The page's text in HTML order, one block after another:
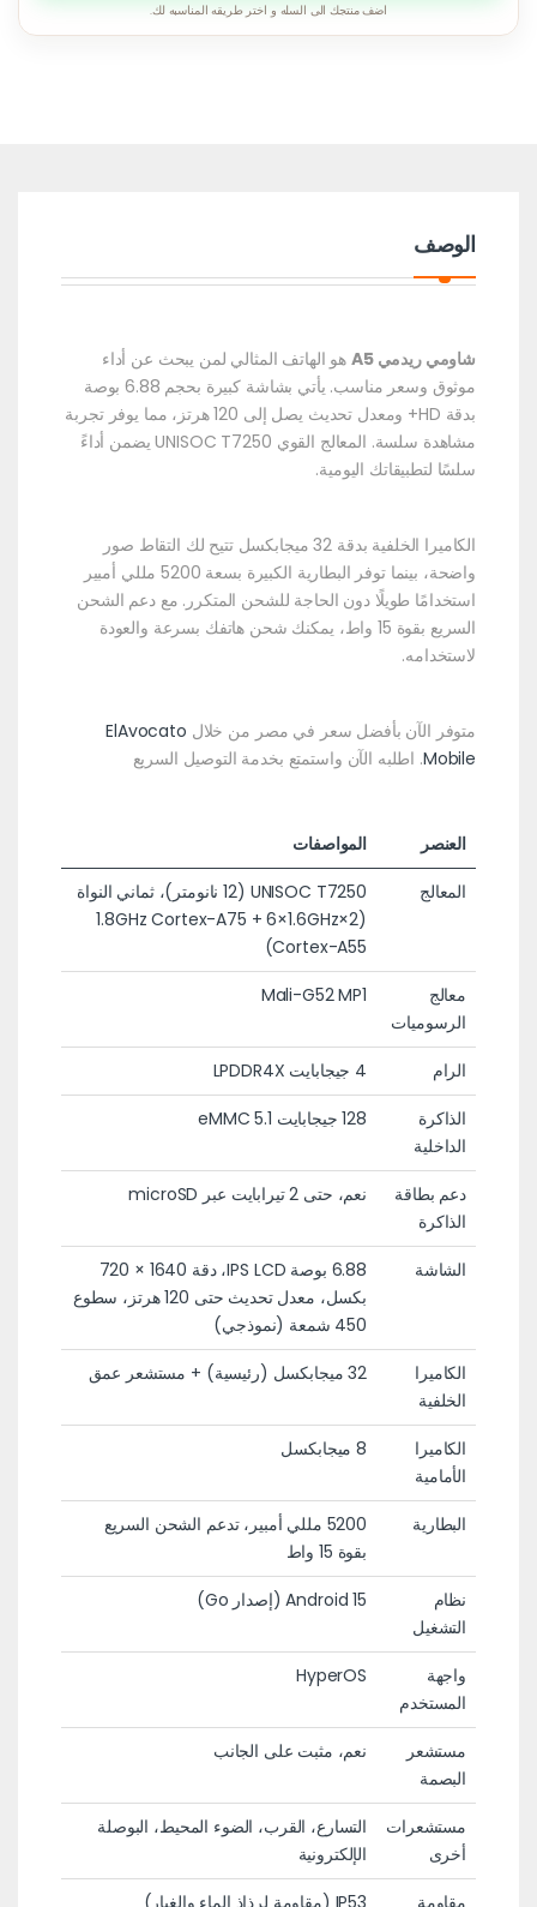
اضف منتجك الى السله و اختر طريقه المناسبه لك.
الوصف
شاومي ريدمي A5
هو الهاتف المثالي لمن يبحث عن أداء
موثوق وسعر مناسب. يأتي بشاشة كبيرة بحجم 6.88 بوصة
بدقة HD+ ومعدل تحديث يصل إلى 120 هرتز، مما يوفر تجربة
مشاهدة سلسة. المعالج القوي UNISOC T7250 يضمن أداءً
سلسًا لتطبيقاتك اليومية.
الكاميرا الخلفية بدقة 32 ميجابكسل تتيح لك التقاط صور
واضحة، بينما توفر البطارية الكبيرة بسعة 5200 مللي أمبير
استخدامًا طويلًا دون الحاجة للشحن المتكرر. مع دعم الشحن
السريع بقوة 15 واط، يمكنك شحن هاتفك بسرعة والعودة
لاستخدامه.
متوفر الآن بأفضل سعر في مصر من خلال ElAvocato
Mobile. اطلبه الآن واستمتع بخدمة التوصيل السريع
العنصر
المواصفات
المعالج
UNISOC T7250 (12 نانومتر)، ثماني النواة
(2×1.8GHz Cortex-A75 + 6×1.6GHz
Cortex-A55)
معالج
الرسوميات
Mali-G52 MP1
الرام
4 جيجابايت LPDDR4X
الذاكرة
الداخلية
128 جيجابايت eMMC 5.1
دعم بطاقة
الذاكرة
نعم، حتى 2 تيرابايت عبر microSD
الشاشة
6.88 بوصة IPS LCD، دقة 1640 × 720
بكسل، معدل تحديث حتى 120 هرتز، سطوع
450 شمعة (نموذجي)
الكاميرا
الخلفية
32 ميجابكسل (رئيسية) + مستشعر عمق
الكاميرا
الأمامية
8 ميجابكسل
البطارية
5200 مللي أمبير، تدعم الشحن السريع
بقوة 15 واط
نظام
التشغيل
Android 15 (إصدار Go)
واجهة
المستخدم
HyperOS
مستشعر
البصمة
نعم، مثبت على الجانب
مستشعرات
أخرى
التسارع، القرب، الضوء المحيط، البوصلة
الإلكترونية